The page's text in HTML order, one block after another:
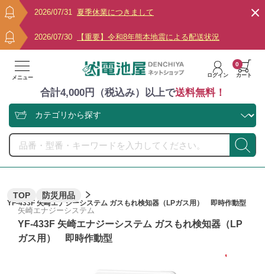
2026/07/31 夏季休業につきまして
2026/07/30 【重要】令和8年熊本地震による配送状況
メニュー ログイン カート
0
合計4,000円（税込み）以上で送料無料！
TOP 防災用品
YF-433F 矢崎エナジーシステム ガスもれ検知器（LPガス用） 即時作動型
矢崎エナジーシステム
YF-433F 矢崎エナジーシステム ガスもれ検知器（LP
ガス用） 即時作動型